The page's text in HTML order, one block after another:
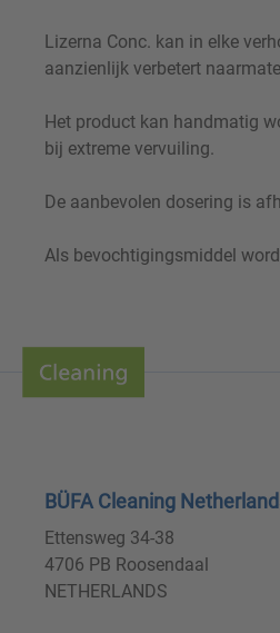
Lizerna Conc. kan in elke
aanzienlijk verbetert
Het product kan handmatig
bij extreme vervuiling.
De aanbevolen dosering is
Als bevochtigingsmiddel
BÜFA Cleaning
Ettensweg 34-38
4706 PB Roosendaal
NETHERLANDS